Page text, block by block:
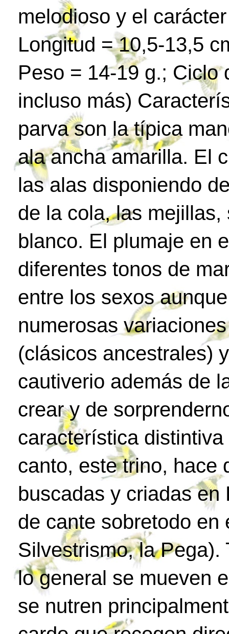
melodioso y el
Longitud = 10,5-13,5
Peso = 14-19 g.; Ciclo
incluso más)
parva son la típica
ala ancha amarilla. El
las alas disponiendo
de la cola, las
blanco. El plumaje en
diferentes tonos de
entre los sexos
numerosas
(clásicos ancestrales)
cautiverio además de
crear y de
característica
canto, este trino, hace
buscadas y criadas
de cante sobretodo en
Silvestrismo, la Pega).
lo general se mueven
se nutren